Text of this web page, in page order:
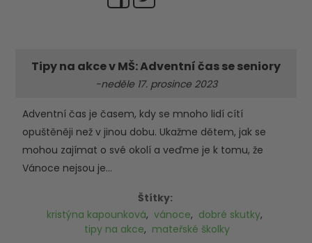
Tipy na akce v MŠ: Adventní čas se seniory
-neděle 17. prosince 2023
Adventní čas je časem, kdy se mnoho lidí cítí
opuštěněji než v jinou dobu. Ukažme dětem, jak se
mohou zajímat o své okolí a veďme je k tomu, že
Vánoce nejsou je...
Štítky:
kristýna kapounková, vánoce, dobré skutky,
tipy na akce, mateřské školky